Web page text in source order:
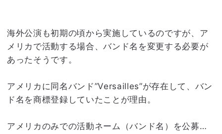
海外公演も初期の頃から実施しているのですが、ア
メリカで活動する場合、バンド名を変更する必要が
あったそうです。
アメリカに同名バンド”Versailles”が存在して、バン
ド名を商標登録していたことが理由。
アメリカのみでの活動ネーム（バンド名）を公募…